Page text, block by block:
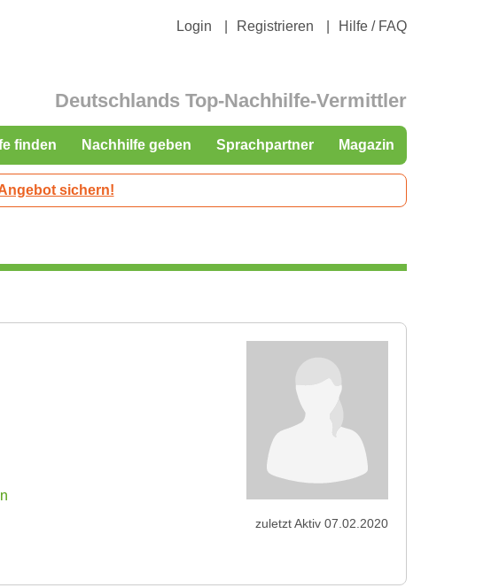
Login Registrieren Hilfe / FAQ
Deutschlands Top-Nachhilfe-Vermittler
finden Nachhilfe geben Sprachpartner Magazin
sichern!
zuletzt Aktiv 07.02.2020